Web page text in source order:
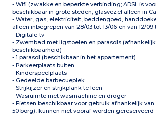
- Wifi (zwakke en beperkte verbinding; ADSL is
beschikbaar in grote steden, glasvezel alleen in
- Water, gas, elektriciteit, beddengoed,
alleen inbegrepen van 28/03 tot 13/06 en van 12/09
- Digitale tv
- Zwembad met ligstoelen en parasols
beschikbaarheid)
- 1 parasol (beschikbaar in het appartement)
- Parkeerplaats buiten
- Kinderspeelplaats
- Gedeelde barbecueplek
- Strijkijzer en strijkplank te leen
- Wasruimte met wasmachine en droger
- Fietsen beschikbaar voor gebruik afhankelijk
50 borg), kunnen niet vooraf worden gereserveerd